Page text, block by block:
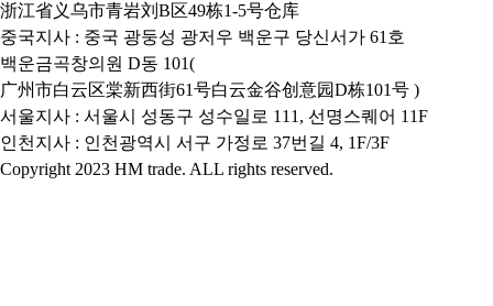
浙江省义乌市青岩刘B区49栋1-5号仓库
중국지사 : 중국 광둥성 광저우 백운구 당신서가 61호
백운금곡창의원 D동 101(
广州市白云区棠新西街61号白云金谷创意园D栋101号 )
서울지사 : 서울시 성동구 성수일로 111, 선명스퀘어 11F
인천지사 : 인천광역시 서구 가정로 37번길 4, 1F/3F
Copyright 2023 HM trade. ALL rights reserved.